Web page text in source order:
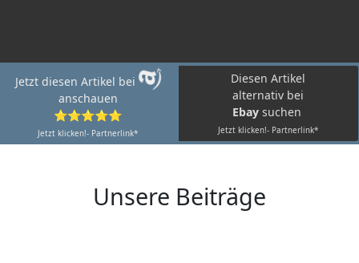
Jetzt diesen Artikel bei
anschauen
⭐⭐⭐⭐⭐
Jetzt klicken!- Partnerlink*
Diesen Artikel
alternativ bei
Ebay suchen
Jetzt klicken!- Partnerlink*
Unsere Beiträge